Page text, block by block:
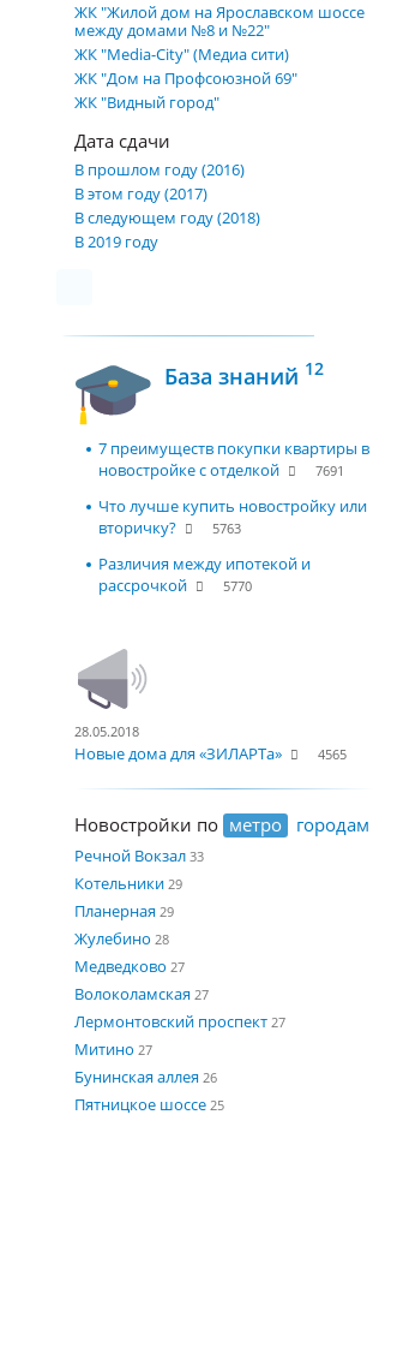
ЖК "Жилой дом на Ярославском шоссе
между домами №8 и №22"
ЖК "Media-City" (Медиа сити)
ЖК "Дом на Профсоюзной 69"
ЖК "Видный город"
Дата сдачи
В прошлом году (2016)
В этом году (2017)
В следующем году (2018)
В 2019 году
База знаний 12
7 преимуществ покупки квартиры в
новостройке с отделкой
7691
Что лучше купить новостройку или
вторичку?
5763
Различия между ипотекой и
рассрочкой
5770
28.05.2018
Новые дома для «ЗИЛАРТа» 4565
Новостройки по метро городам
Речной Вокзал 33
Котельники 29
Планерная 29
Жулебино 28
Медведково 27
Волоколамская 27
Лермонтовский проспект 27
Митино 27
Бунинская аллея 26
Пятницкое шоссе 25